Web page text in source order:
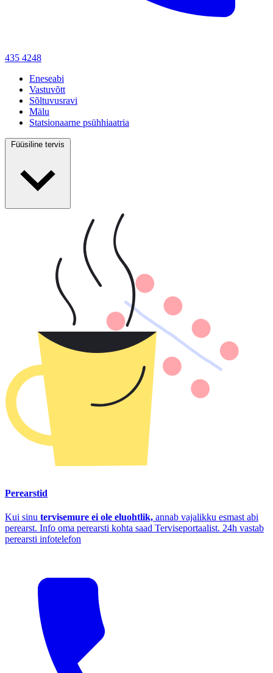
435 4248
Eneseabi
Vastuvõtt
Sõltuvusravi
Mälu
Statsionaarne psühhiaatria
Füüsiline tervis
Perearstid
Kui sinu tervisemure ei ole eluohtlik, annab vajalikku esmast abi
perearst. Info oma perearsti kohta saad Terviseportaalist. 24h vastab
perearsti infotelefon